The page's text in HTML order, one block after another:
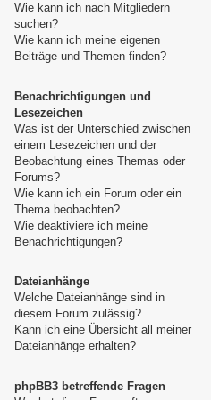
Wie kann ich nach Mitgliedern
suchen?
Wie kann ich meine eigenen
Beiträge und Themen finden?
Benachrichtigungen und
Lesezeichen
Was ist der Unterschied zwischen
einem Lesezeichen und der
Beobachtung eines Themas oder
Forums?
Wie kann ich ein Forum oder ein
Thema beobachten?
Wie deaktiviere ich meine
Benachrichtigungen?
Dateianhänge
Welche Dateianhänge sind in
diesem Forum zulässig?
Kann ich eine Übersicht all meiner
Dateianhänge erhalten?
phpBB3 betreffende Fragen